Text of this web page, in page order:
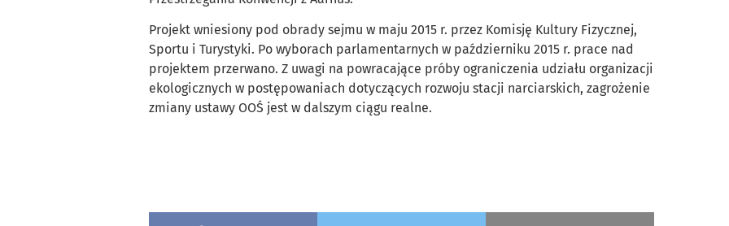
Projekt wniesiony pod obrady sejmu w maju 2015 r. przez Komisję Kultury Fizycznej,
Sportu i Turystyki. Po wyborach parlamentarnych w październiku 2015 r. prace nad
projektem przerwano. Z uwagi na powracające próby ograniczenia udziału organizacji
ekologicznych w postępowaniach dotyczących rozwoju stacji narciarskich, zagrożenie
zmiany ustawy OOŚ jest w dalszym ciągu realne.